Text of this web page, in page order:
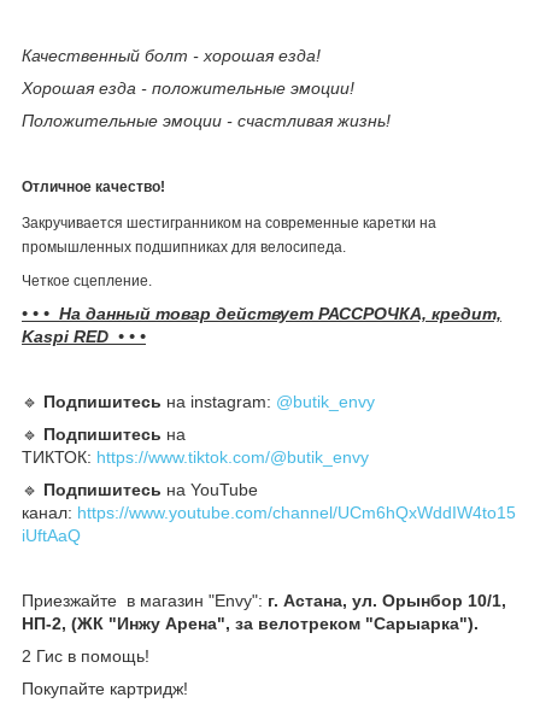
Качественный болт - хорошая езда!
Хорошая езда - положительные эмоции!
Положительные эмоции - счастливая жизнь!
Отличное качество!
Закручивается шестигранником на современные каретки на
промышленных подшипниках для велосипеда.
Четкое сцепление.
• • • На данный товар действует РАССРОЧКА, кредит,
Kaspi RED • • •
🔹️ Подпишитесь на instagram: @butik_envy
🔹️ Подпишитесь на
ТИКТОК: https://www.tiktok.com/@butik_envy
🔹️ Подпишитесь на YouTube
канал: https://www.youtube.com/channel/UCm6hQxWddIW4to15
iUftAaQ
Приезжайте в магазин "Envy": г. Астана, ул. Орынбор 10/1,
НП-2, (ЖК "Инжу Арена", за велотреком "Сарыарка").
2 Гис в помощь!
Покупайте картридж!